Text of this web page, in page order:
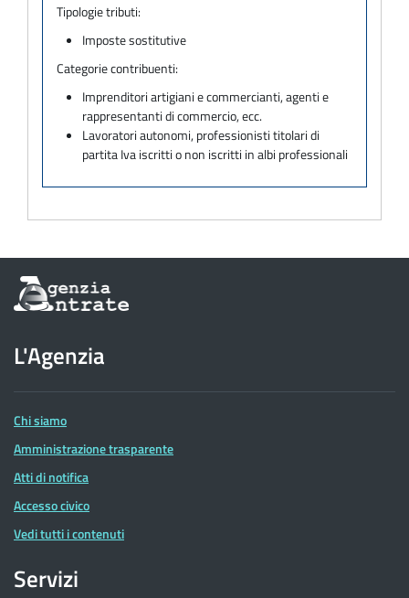
Tipologie tributi:
Imposte sostitutive
Categorie contribuenti:
Imprenditori artigiani e commercianti, agenti e
rappresentanti di commercio, ecc.
Lavoratori autonomi, professionisti titolari di
partita Iva iscritti o non iscritti in albi professionali
Informazioni
sul
dell'Agenzia
delle
Entrate
L'Agenzia
Chi siamo
Amministrazione trasparente
Atti di notifica
Accesso civico
Vedi tutti i contenuti
Servizi